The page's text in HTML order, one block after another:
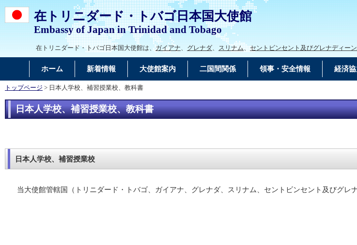
在トリニダード・トバゴ日本国大使館
Embassy of Japan in Trinidad and Tobago
在トリニダード・トバゴ日本国大使館は、ガイアナ、 グレナダ、 スリナム、セントビンセント及びグレナディー
ホーム 新着情報 大使館案内 二国間関係 領事・安全情報 経済協
トップページ > 日本人学校、補習授業校、教科書
日本人学校、補習授業校、教科書
日本人学校、補習授業校
当大使館管轄国（トリニダード・トバゴ、ガイアナ、グレナダ、スリナム、セントビンセント及びグレ